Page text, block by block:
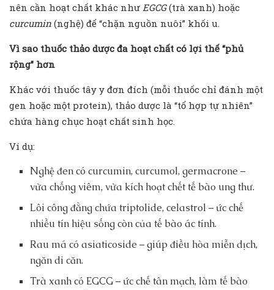
nên cần hoạt chất khác như EGCG(trà xanh) hoặc
curcumin (nghệ) để “chặn nguồn nuôi” khối u.
Vì sao thuốc thảo dược đa hoạt chất có lợi thế “phủ
rộng” hơn
Khác với thuốc tây y đơn đích (mỗi thuốc chỉ đánh một
gen hoặc một protein), thảo dược là “tổ hợp tự nhiên”
chứa hàng chục hoạt chất sinh học.
Ví dụ:
Nghệ đen có curcumin, curcumol, germacrone –
vừa chống viêm, vừa kích hoạt chết tế bào ung thư.
Lôi công đằng chứa triptolide, celastrol – ức chế
nhiều tín hiệu sống còn của tế bào ác tính.
Rau má có asiaticoside – giúp điều hòa miễn dịch,
ngăn di căn.
Trà xanh có EGCG – ức chế tân mạch, làm tế bào